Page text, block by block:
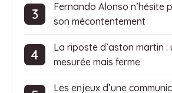
Fernando Alonso n’hésite
son mécontentement
La riposte d’aston martin :
mesurée mais ferme
Les enjeux d’une